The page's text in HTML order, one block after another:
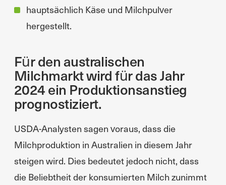
hauptsächlich Käse und Milchpulver
hergestellt.
Für den australischen
Milchmarkt wird für das Jahr
2024 ein Produktionsanstieg
prognostiziert.
USDA-Analysten sagen voraus, dass die
Milchproduktion in Australien in diesem Jahr
steigen wird. Dies bedeutet jedoch nicht, dass
die Beliebtheit der konsumierten Milch zunimmt